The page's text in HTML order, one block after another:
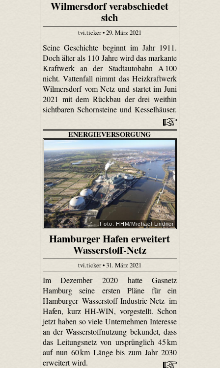
Wilmersdorf verabschiedet
sich
tvi.ticker • 29. März 2021
Seine Geschichte beginnt im Jahr 1911.
Doch älter als 110 Jahre wird das markante
Kraftwerk an der Stadtautobahn A 100
nicht. Vattenfall nimmt das Heizkraftwerk
Wilmersdorf vom Netz und startet im Juni
2021 mit dem Rückbau der drei weithin
sichtbaren Schornsteine und Kesselhäuser.
ENERGIEVERSORGUNG
Foto: HHM/Michael Lindner
Hamburger Hafen erweitert
Wasserstoff-Netz
tvi.ticker • 31. März 2021
Im Dezember 2020 hatte Gasnetz
Hamburg seine ersten Pläne für ein
Hamburger Wasserstoff-Industrie-Netz im
Hafen, kurz HH-WIN, vorgestellt. Schon
jetzt haben so viele Unternehmen Interesse
an der Wasserstoffnutzung bekundet, dass
das Leitungsnetz von ursprünglich 45 km
auf nun 60 km Länge bis zum Jahr 2030
erweitert wird.